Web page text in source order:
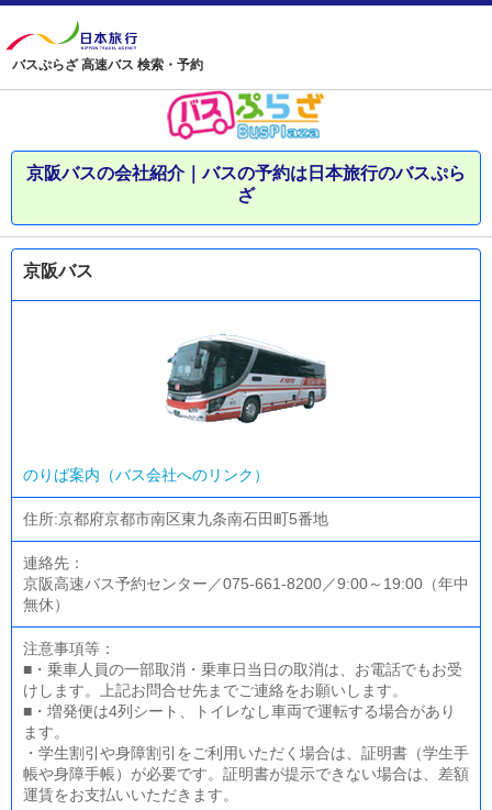
バスぷらざ 高速バス 検索・予約
京阪バスの会社紹介｜バスの予約は日本旅行のバスぷら
ざ
京阪バス
のりば案内（バス会社へのリンク）
住所:京都府京都市南区東九条南石田町5番地
連絡先：
京阪高速バス予約センター／075-661-8200／9:00～19:00（年中
無休）
注意事項等：
■・乗車人員の一部取消・乗車日当日の取消は、お電話でもお受
けします。上記お問合せ先までご連絡をお願いします。
■・増発便は4列シート、トイレなし車両で運転する場合があり
ます。
・学生割引や身障割引をご利用いただく場合は、証明書（学生手
帳や身障手帳）が必要です。証明書が提示できない場合は、差額
運賃をお支払いいただきます。